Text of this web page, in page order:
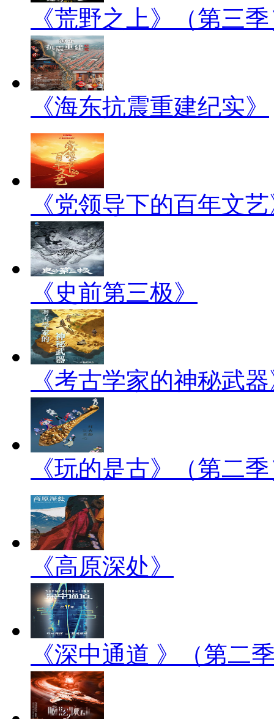
《荒野之上》（第三
《海东抗震重建纪实》
《党领导下的百年文
《史前第三极》
《考古学家的神秘武
《玩的是古》（第二
《高原深处》
《深中通道 》（第二